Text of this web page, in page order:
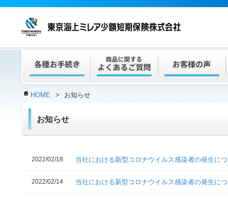
HOME > お知らせ
お知らせ
2022/02/18 当社における新型コロナウイルス感染者の発生に
2022/02/14 当社における新型コロナウイルス感染者の発生に